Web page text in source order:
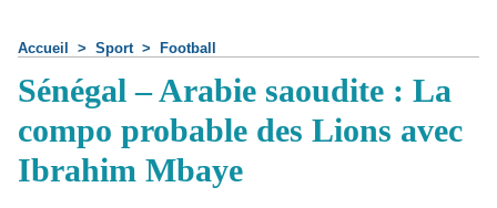
Accueil > Sport > Football
Sénégal – Arabie saoudite : La
compo probable des Lions avec
Ibrahim Mbaye